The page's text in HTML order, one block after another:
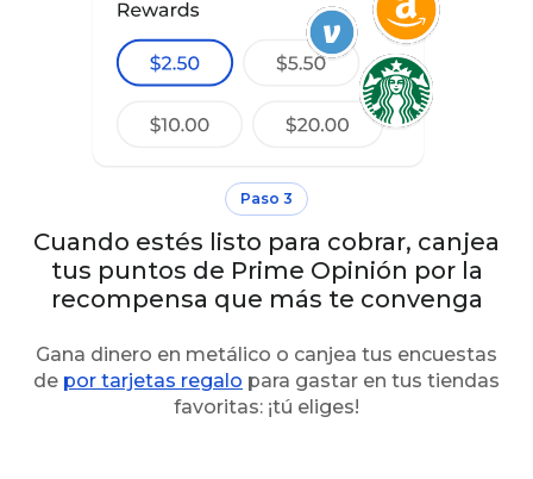
Paso 3
Cuando estés listo para cobrar, canjea
tus puntos de Prime Opinión por la
recompensa que más te convenga
Gana dinero en metálico o canjea tus encuestas
de por tarjetas regalo para gastar en tus tiendas
favoritas: ¡tú eliges!